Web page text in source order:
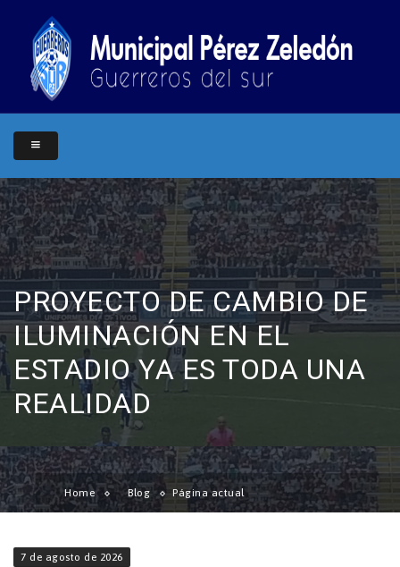
PROYECTO DE CAMBIO DE
ILUMINACIÓN EN EL
ESTADIO YA ES TODA UNA
REALIDAD
Home Blog Página actual
7 de agosto de 2026